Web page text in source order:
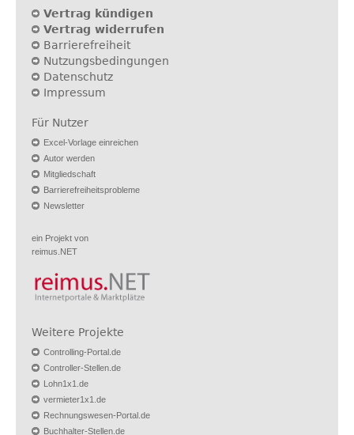
Vertrag kündigen
Vertrag widerrufen
Barrierefreiheit
Nutzungsbedingungen
Datenschutz
Impressum
Für Nutzer
Excel-Vorlage einreichen
Autor werden
Mitgliedschaft
Barrierefreiheitsprobleme
Newsletter
ein Projekt von
reimus.NET
Weitere Projekte
Controlling-Portal.de
Controller-Stellen.de
Lohn1x1.de
vermieter1x1.de
Rechnungswesen-Portal.de
Buchhalter-Stellen.de